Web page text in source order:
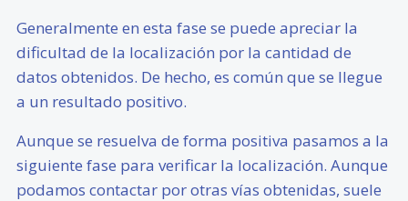
Generalmente en esta fase se puede apreciar la
dificultad de la localización por la cantidad de
datos obtenidos. De hecho, es común que se llegue
a un resultado positivo.
Aunque se resuelva de forma positiva pasamos a la
siguiente fase para verificar la localización. Aunque
podamos contactar por otras vías obtenidas, suele